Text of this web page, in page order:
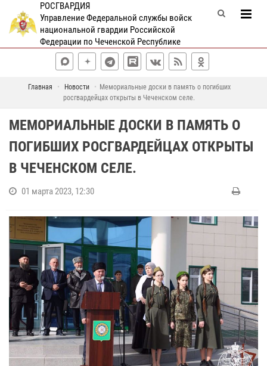
РОСГВАРДИЯ
Управление Федеральной службы войск
национальной гвардии Российской
Федерации по Чеченской Республике
Главная Новости
Мемориальные доски в память о погибших
росгвардейцах открыты в Чеченском селе.
МЕМОРИАЛЬНЫЕ ДОСКИ В ПАМЯТЬ О
ПОГИБШИХ РОСГВАРДЕЙЦАХ ОТКРЫТЫ
В ЧЕЧЕНСКОМ СЕЛЕ.
01 марта 2023, 12:30